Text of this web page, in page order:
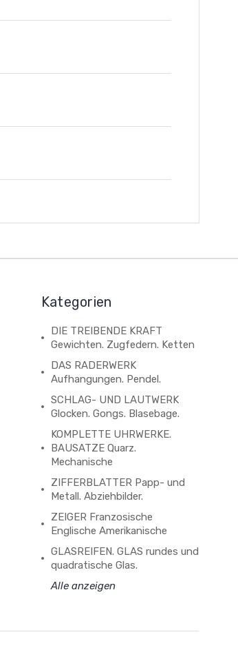
Kategorien
DIE TREIBENDE KRAFT
Gewichten. Zugfedern. Ketten
DAS RADERWERK
Aufhangungen. Pendel.
SCHLAG- UND LAUTWERK
Glocken. Gongs. Blasebage.
KOMPLETTE UHRWERKE.
BAUSATZE Quarz.
Mechanische
ZIFFERBLATTER Papp- und
Metall. Abziehbilder.
ZEIGER Franzosische
Englische Amerikanische
GLASREIFEN. GLAS rundes und
quadratische Glas.
Alle anzeigen